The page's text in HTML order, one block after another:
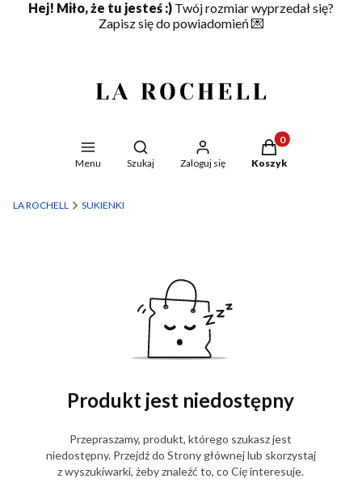
Hej! Miło, że tu jesteś :) Twój rozmiar wyprzedał się?
Zapisz się do powiadomień 💌
Menu
Otwórz wyszukiwarkę
Szukaj Zaloguj się
Produkty w
Koszyk
LA ROCHELL SUKIENKI
Produkt jest niedostępny
Przepraszamy, produkt, którego szukasz jest
niedostępny. Przejdź do Strony głównej lub skorzystaj
z wyszukiwarki, żeby znaleźć to, co Cię interesuje.